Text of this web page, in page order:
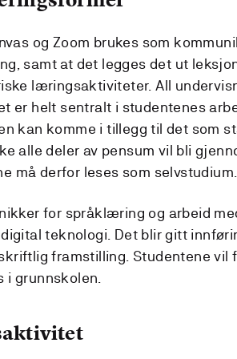
og Zoom brukes som
samt at det legges det ut
læringsaktiviteter. All
er helt sentralt i studentenes
kan komme i tillegg til det som
alle deler av pensum vil bli
må derfor leses som selvstudium.
for språklæring og arbeid
teknologi. Det blir gitt
framstilling. Studentene vil
i grunnskolen.